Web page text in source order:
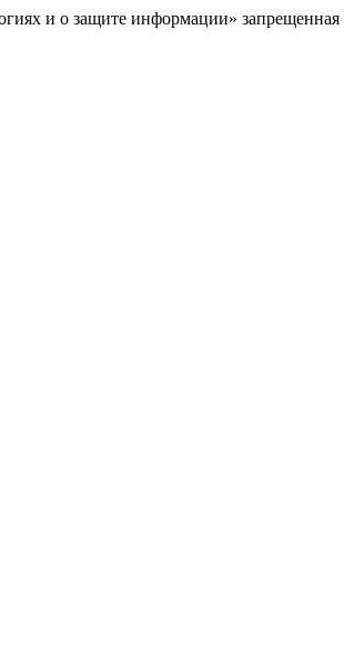
и о защите информации» запрещенная